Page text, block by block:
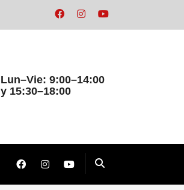
Lun–Vie: 9:00–14:00
y 15:30–18:00